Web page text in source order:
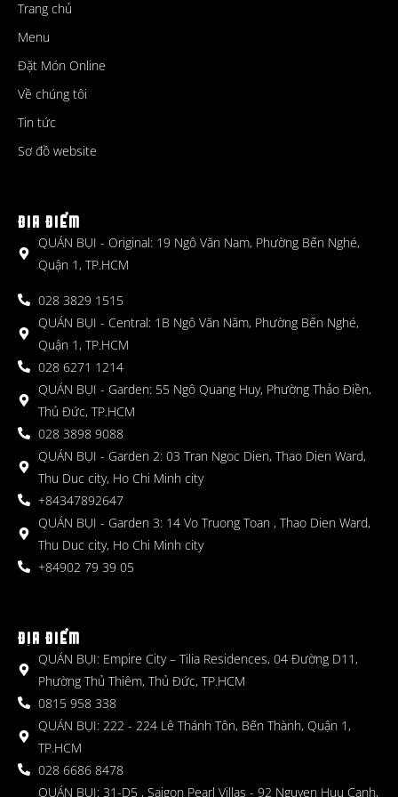
Trang chủ
Menu
Đặt Món Online
Về chúng tôi
Tin tức
Sơ đồ website
ĐỊA ĐIỂM
QUÁN BỤI - Original: 19 Ngô Văn Nam, Phường Bến Nghé,
Quận 1, TP.HCM
028 3829 1515
QUÁN BỤI - Central: 1B Ngô Văn Năm, Phường Bến Nghé,
Quận 1, TP.HCM
028 6271 1214
QUÁN BỤI - Garden: 55 Ngô Quang Huy, Phường Thảo Điền,
Thủ Đức, TP.HCM
028 3898 9088
QUÁN BỤI - Garden 2: 03 Tran Ngoc Dien, Thao Dien Ward,
Thu Duc city, Ho Chi Minh city
+84347892647
QUÁN BỤI - Garden 3: 14 Vo Truong Toan , Thao Dien Ward,
Thu Duc city, Ho Chi Minh city
+84902 79 39 05
ĐỊA ĐIỂM
QUÁN BỤI: Empire City – Tilia Residences, 04 Đường D11,
Phường Thủ Thiêm, Thủ Đức, TP.HCM
0815 958 338
QUÁN BỤI: 222 - 224 Lê Thánh Tôn, Bến Thành, Quận 1,
TP.HCM
028 6686 8478
QUÁN BỤI: 31-D5 , Saigon Pearl Villas - 92 Nguyen Huu Canh,